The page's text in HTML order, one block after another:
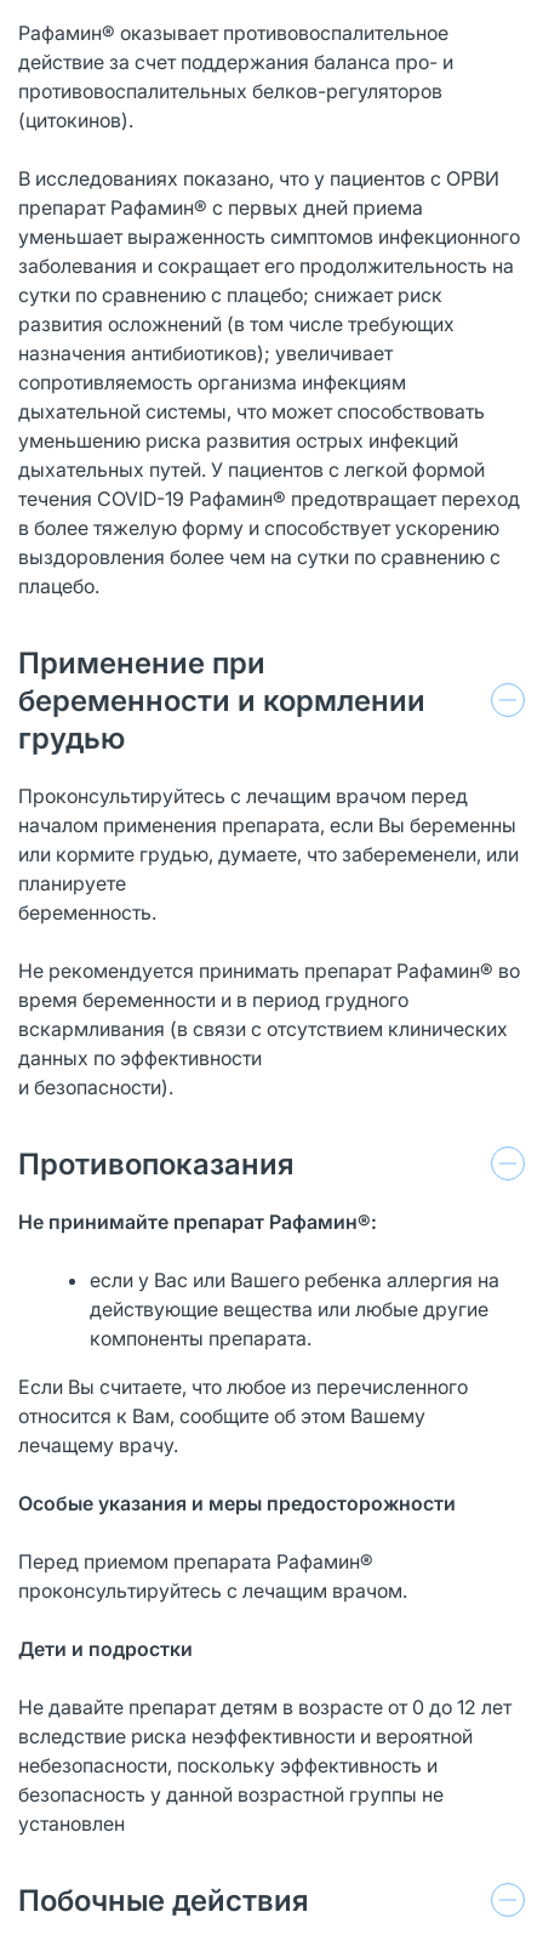
Рафамин® оказывает противовоспалительное
действие за счет поддержания баланса про- и
противовоспалительных белков-регуляторов
(цитокинов).
В исследованиях показано, что у пациентов с ОРВИ
препарат Рафамин® с первых дней приема
уменьшает выраженность симптомов инфекционного
заболевания и сокращает его продолжительность на
сутки по сравнению с плацебо; снижает риск
развития осложнений (в том числе требующих
назначения антибиотиков); увеличивает
сопротивляемость организма инфекциям
дыхательной системы, что может способствовать
уменьшению риска развития острых инфекций
дыхательных путей. У пациентов с легкой формой
течения COVID-19 Рафамин® предотвращает переход
в более тяжелую форму и способствует ускорению
выздоровления более чем на сутки по сравнению с
плацебо.
Применение при
беременности и кормлении
грудью
Проконсультируйтесь с лечащим врачом перед
началом применения препарата, если Вы беременны
или кормите грудью, думаете, что забеременели, или
планируете
беременность.
Не рекомендуется принимать препарат Рафамин® во
время беременности и в период грудного
вскармливания (в связи с отсутствием клинических
данных по эффективности
и безопасности).
Противопоказания
Не принимайте препарат Рафамин®:
если у Вас или Вашего ребенка аллергия на
действующие вещества или любые другие
компоненты препарата.
Если Вы считаете, что любое из перечисленного
относится к Вам, сообщите об этом Вашему
лечащему врачу.
Особые указания и меры предосторожности
Перед приемом препарата Рафамин®
проконсультируйтесь с лечащим врачом.
Дети и подростки
Не давайте препарат детям в возрасте от 0 до 12 лет
вследствие риска неэффективности и вероятной
небезопасности, поскольку эффективность и
безопасность у данной возрастной группы не
установлен
Побочные действия